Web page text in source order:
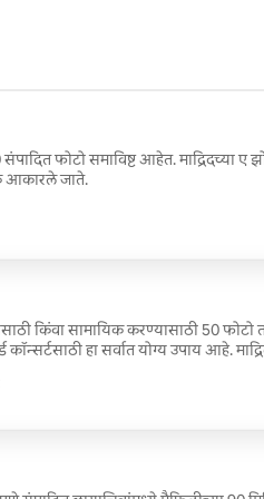
संपादित फोटो समाविष्ट आहेत. माद्रिदच्या ए
आकारले जाते.
किंवा सामायिक करण्यासाठी 50
हा सर्वात योग्य उपाय आहे.